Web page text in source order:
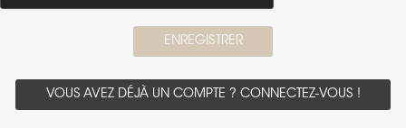
ENREGISTRER
VOUS AVEZ DÉJÀ UN COMPTE ? CONNECTEZ-VOUS !